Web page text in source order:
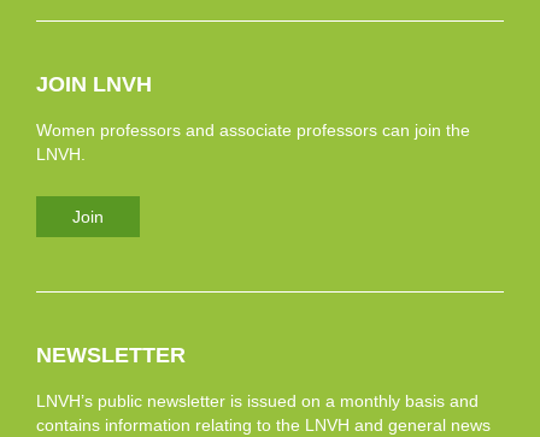
JOIN LNVH
Women professors and associate professors can join the
LNVH.
Join
NEWSLETTER
LNVH’s public newsletter is issued on a monthly basis and
contains information relating to the LNVH and general news